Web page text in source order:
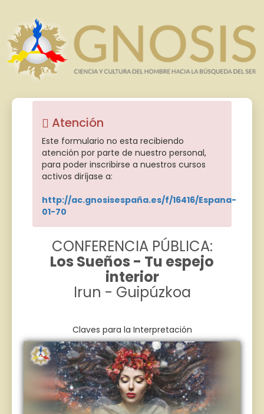
Atención
Este formulario no esta recibiendo
atención por parte de nuestro personal,
para poder inscribirse a nuestros cursos
activos diríjase a:
http://ac.gnosisespaña.es/f/16416/Espana-
01-70
CONFERENCIA PÚBLICA:
Los Sueños - Tu espejo
interior
Irun - Guipúzkoa
Claves para la Interpretación